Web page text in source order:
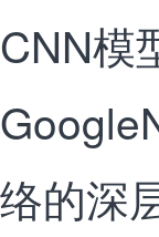
CNN模
络的深